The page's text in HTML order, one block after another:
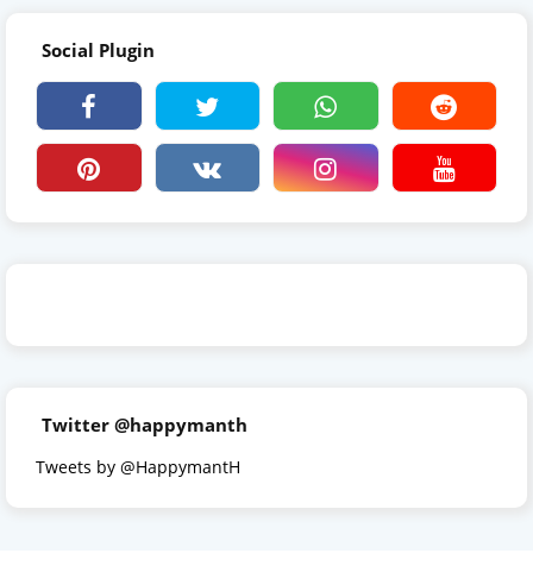
Social Plugin
Twitter @happymanth
Tweets by @HappymantH